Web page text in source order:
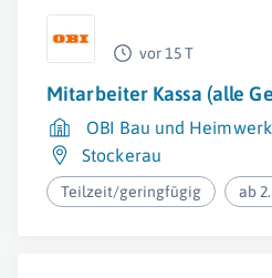
vor 15 T
Mitarbeiter Kassa (alle
OBI Bau und
Stockerau
Teilzeit/geringfügig ab